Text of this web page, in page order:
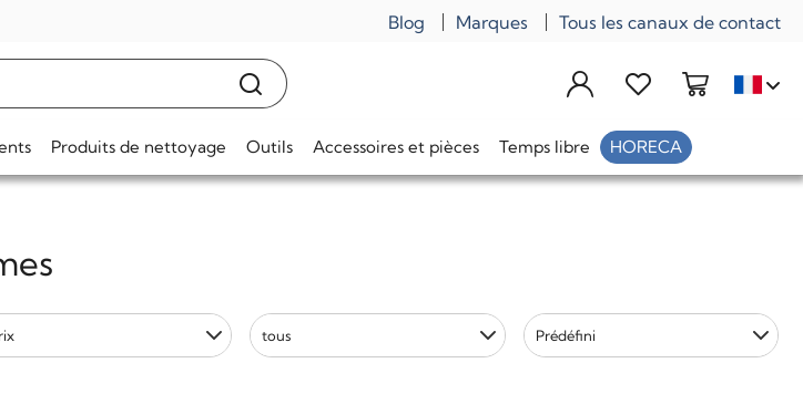
Blog Marques Tous les canaux de contact
Produits de nettoyage Outils Accessoires et pièces Temps libre HORECA
tous Prédéfini